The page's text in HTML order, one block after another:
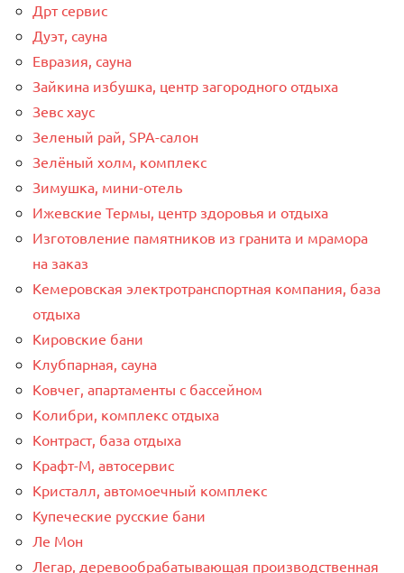
Дрт сервис
Дуэт, сауна
Евразия, сауна
Зайкина избушка, центр загородного отдыха
Зевс хаус
Зеленый рай, SPA-салон
Зелёный холм, комплекс
Зимушка, мини-отель
Ижевские Термы, центр здоровья и отдыха
Изготовление памятников из гранита и мрамора
на заказ
Кемеровская электротранспортная компания, база
отдыха
Кировские бани
Клубпарная, сауна
Ковчег, апартаменты с бассейном
Колибри, комплекс отдыха
Контраст, база отдыха
Крафт-М, автосервис
Кристалл, автомоечный комплекс
Купеческие русские бани
Ле Мон
Легар, деревообрабатывающая производственная